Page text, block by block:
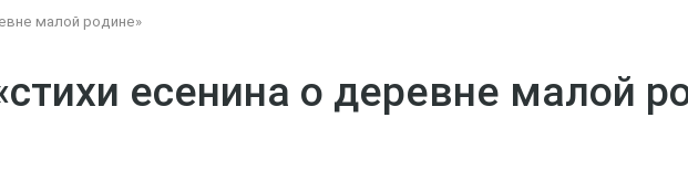
малой родине»
есенина о деревне малой